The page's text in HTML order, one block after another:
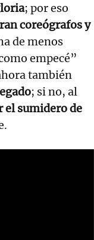
; por eso
coreógrafos y
de menos
empecé”
también
; si no, al
el sumidero de